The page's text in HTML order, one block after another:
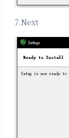
7.Next